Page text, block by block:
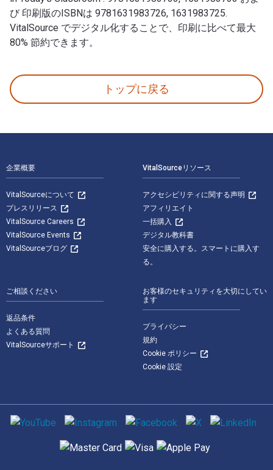
び 印刷版のISBNは 9781631983726, 1631983725.
VitalSource でデジタル化することで、印刷に比べて最大
80% 節約できます。
トップに戻る
企業概要
VitalSourceについて
プレスリリース
VitalSource Careers
VitalSource Events
VitalSourceブログ
VitalSourceリソース
アクセシビリティに関する声明
アフィリエイト
一括購入
デジタル教科書
安全に購入する。スマートに購入す
る。
ご相談ください
返品条件
よくある質問
VitalSourceサポート
お客様のセキュリティを大切にしてい
ます
プライバシー
規約
Cookie ポリシー
Cookie 設定
ソーシャルメディア
サポートされている支払い方法